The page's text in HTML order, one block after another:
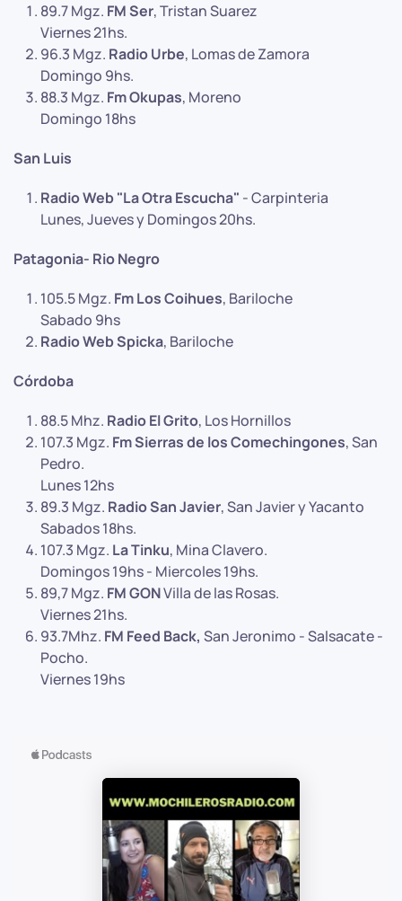
89.7 Mgz. FM Ser, Tristan Suarez
Viernes 21hs.
96.3 Mgz. Radio Urbe, Lomas de Zamora
Domingo 9hs.
88.3 Mgz. Fm Okupas, Moreno
Domingo 18hs
San Luis
Radio Web "La Otra Escucha" - Carpinteria
Lunes, Jueves y Domingos 20hs.
Patagonia- Rio Negro
105.5 Mgz. Fm Los Coihues, Bariloche
Sabado 9hs
Radio Web Spicka, Bariloche
Córdoba
88.5 Mhz. Radio El Grito, Los Hornillos
107.3 Mgz. Fm Sierras de los Comechingones, San
Pedro.
Lunes 12hs
89.3 Mgz. Radio San Javier, San Javier y Yacanto
Sabados 18hs.
107.3 Mgz. La Tinku, Mina Clavero.
Domingos 19hs - Miercoles 19hs.
89,7 Mgz. FM GONVilla de las Rosas.
Viernes 21hs.
93.7Mhz. FM Feed Back, San Jeronimo - Salsacate -
Pocho.
Viernes 19hs